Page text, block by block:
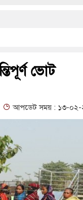
পাম্পে দীর্ঘ লাইন
গনবিজ্ঞপ্তি--
প্রাথমিক বিদ্যালয়ে
ভোট
আপডেট সময় : ১৩-০২-